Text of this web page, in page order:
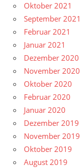
Oktober 2021
September 2021
Februar 2021
Januar 2021
Dezember 2020
November 2020
Oktober 2020
Februar 2020
Januar 2020
Dezember 2019
November 2019
Oktober 2019
August 2019